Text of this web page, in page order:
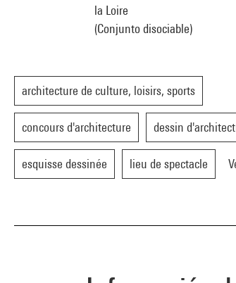
la Loire
(Conjunto disociable)
architecture de culture, loisirs, sports
concours d'architecture dessin
esquisse dessinée lieu de spectacle